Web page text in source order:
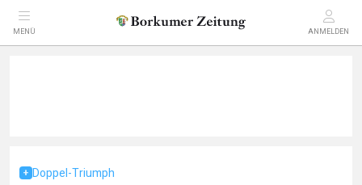
MENÜ ANMELDEN
Doppel-Triumph